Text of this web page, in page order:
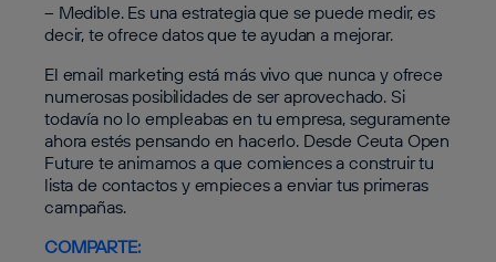
– Medible. Es una estrategia que se puede medir, es
decir, te ofrece datos que te ayudan a mejorar.
El email marketing está más vivo que nunca y ofrece
numerosas posibilidades de ser aprovechado. Si
todavía no lo empleabas en tu empresa, seguramente
ahora estés pensando en hacerlo. Desde Ceuta Open
Future te animamos a que comiences a construir tu
lista de contactos y empieces a enviar tus primeras
campañas.
COMPARTE: